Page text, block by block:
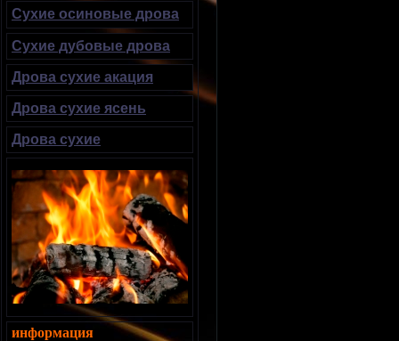
Сухие осиновые дрова
Сухие дубовые дрова
Дрова сухие акация
Дрова сухие ясень
Дрова сухие
информация